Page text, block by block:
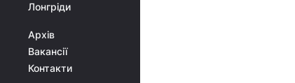
Лонгріди
Архів
Вакансії
Контакти